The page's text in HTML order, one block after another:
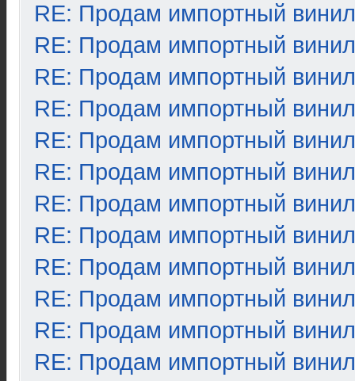
RE: Продам импортный винил
RE: Продам импортный винил
RE: Продам импортный винил
RE: Продам импортный винил
RE: Продам импортный винил
RE: Продам импортный винил
RE: Продам импортный винил
RE: Продам импортный винил
RE: Продам импортный винил
RE: Продам импортный винил
RE: Продам импортный винил
RE: Продам импортный винил